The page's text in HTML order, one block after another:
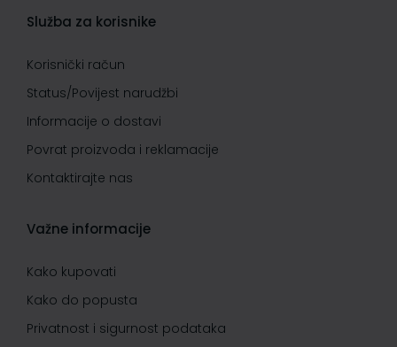
Služba za korisnike
Korisnički račun
Status/Povijest narudžbi
Informacije o dostavi
Povrat proizvoda i reklamacije
Kontaktirajte nas
Važne informacije
Kako kupovati
Kako do popusta
Privatnost i sigurnost podataka